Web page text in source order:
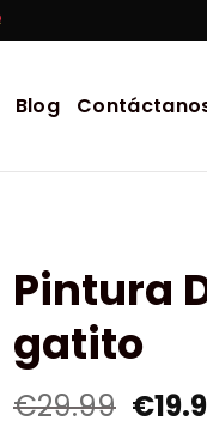
Blog
Pintura
gatito
€29.99 €